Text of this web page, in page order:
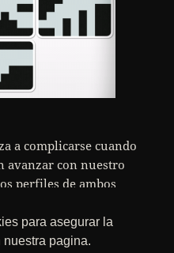
para asegurar la
pagina.
a complicarse cuando
avanzar con nuestro
perfiles de ambos